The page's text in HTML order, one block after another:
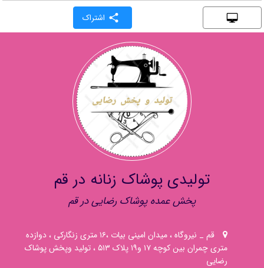
اشتراک
تولیدی پوشاک زنانه در قم
پخش عمده پوشاک رضایی در قم
قم _ نیروگاه ، میدان امینی بیات ،۱۶ متری زنگارکی ، دوازده
متری چمران بین کوچه ۱۷ و۱۹ پلاک ۵۱۳ ، تولید وپخش پوشاک
رضایی